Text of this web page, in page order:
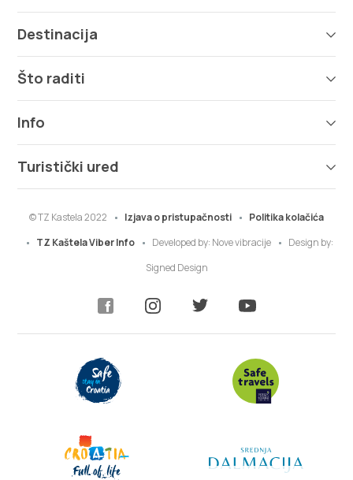
Destinacija
Što raditi
Info
Turistički ured
© TZ Kastela 2022 Izjava o pristupačnosti
Politika kolačića
TZ Kaštela Viber Info
Developed by: Nove vibracije
Design by:
Signed Design